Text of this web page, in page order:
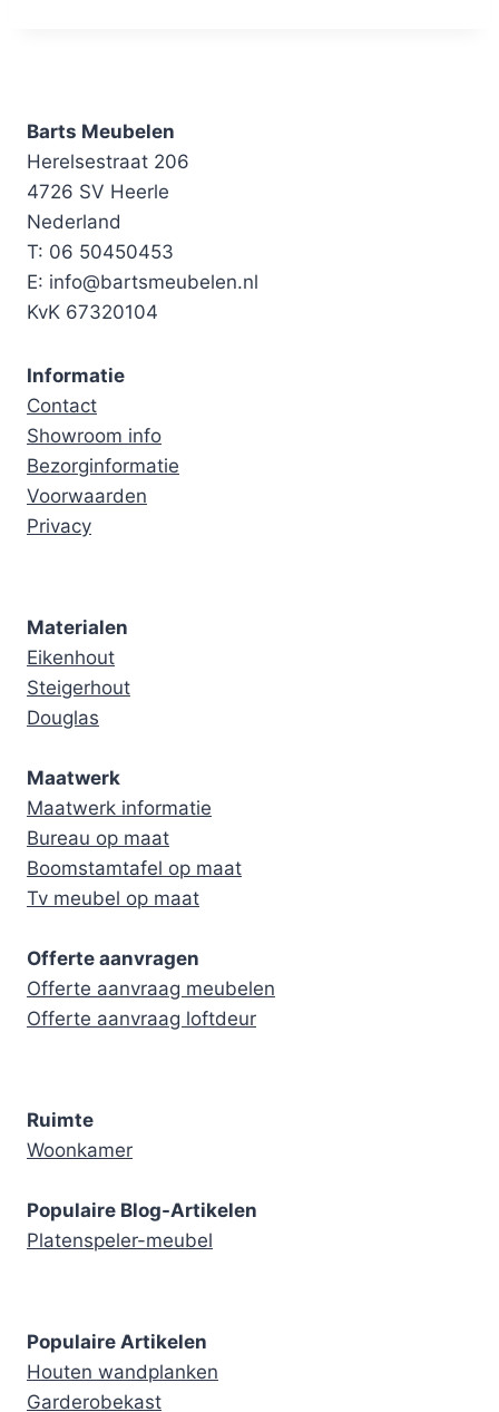
Barts Meubelen
Herelsestraat 206
4726 SV Heerle
Nederland
T: 06 50450453
E: info@bartsmeubelen.nl
KvK 67320104
Informatie
Contact
Showroom info
Bezorginformatie
Voorwaarden
Privacy
Materialen
Eikenhout
Steigerhout
Douglas
Maatwerk
Maatwerk informatie
Bureau op maat
Boomstamtafel op maat
Tv meubel op maat
Offerte aanvragen
Offerte aanvraag meubelen
Offerte aanvraag loftdeur
Ruimte
Woonkamer
Populaire Blog-Artikelen
Platenspeler-meubel
Populaire Artikelen
Houten wandplanken
Garderobekast